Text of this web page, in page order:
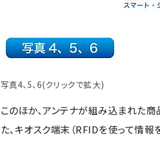
写真4、5、6(クリックで拡大)
このほか、アンテナが組み込まれた商
た、キオスク端末（RFIDを使って情